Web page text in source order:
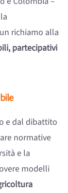
richiamo alla
partecipativi
e dal dibattito
normative
e la
modelli